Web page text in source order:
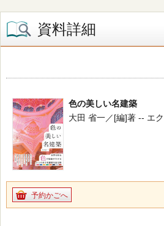
資料詳細
色の美しい名建築
大田 省一／[編]著 -- エ
予約かごへ